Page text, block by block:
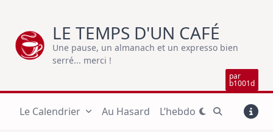
content
LE TEMPS D'UN CAFÉ
Une pause, un almanach et un expresso bien
serré... merci !
par
b1001d
Le Calendrier Au Hasard L’hebdo